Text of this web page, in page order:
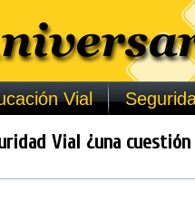
Vial
Vial ¿una